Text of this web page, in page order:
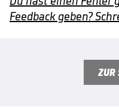
Feedback geben?
ZUR